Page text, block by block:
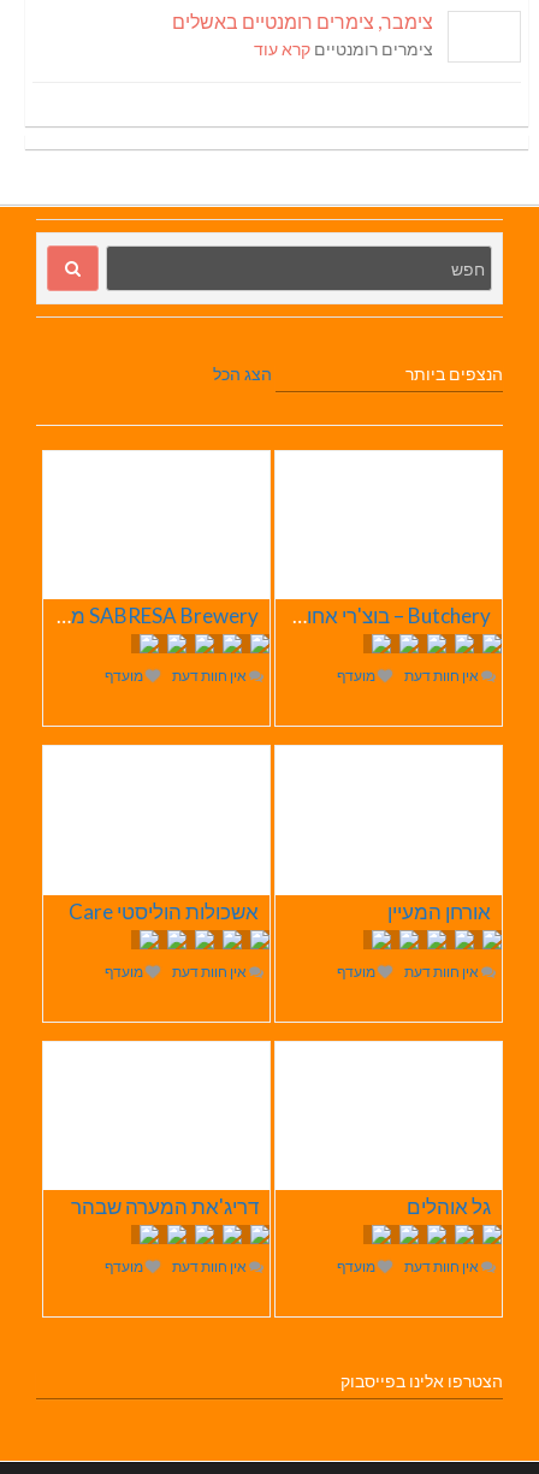
צימבר, צימרים רומנטיים באשלים
צימרים רומנטיים קרא עוד
הנצפים ביותר הצג הכל
Butchery – בוצ'רי אחוזת הבשר
אין חוות דעת מועדף
SABRESA Brewery מבשלת שיכר | מבשלת בירה
אין חוות דעת מועדף
אורחן המעיין
אין חוות דעת מועדף
אשכולות הוליסטי Care
אין חוות דעת מועדף
גל אוהלים
אין חוות דעת מועדף
דריג'את המערה שבהר
אין חוות דעת מועדף
הצטרפו אלינו בפייסבוק